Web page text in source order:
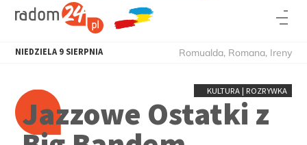
NIEDZIELA 9 SIERPNIA Romualda, Romana, Ireny
KULTURA | ROZRYWKA
Jazzowe Ostatki z